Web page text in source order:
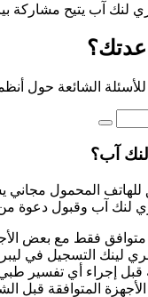
لنك آب يتيح مشاركة
الشائعة حول
آب؟
لنك آب وقبول دعوة
لينك التسجيل في
المتوافقة قبل